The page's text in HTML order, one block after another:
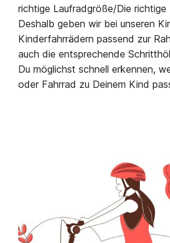
richtige Laufradgröße/Die richtige
Deshalb geben wir bei unseren
Kinderfahrrädern passend zur
auch die entsprechende
Du möglichst schnell erkennen,
oder Fahrrad zu Deinem Kind